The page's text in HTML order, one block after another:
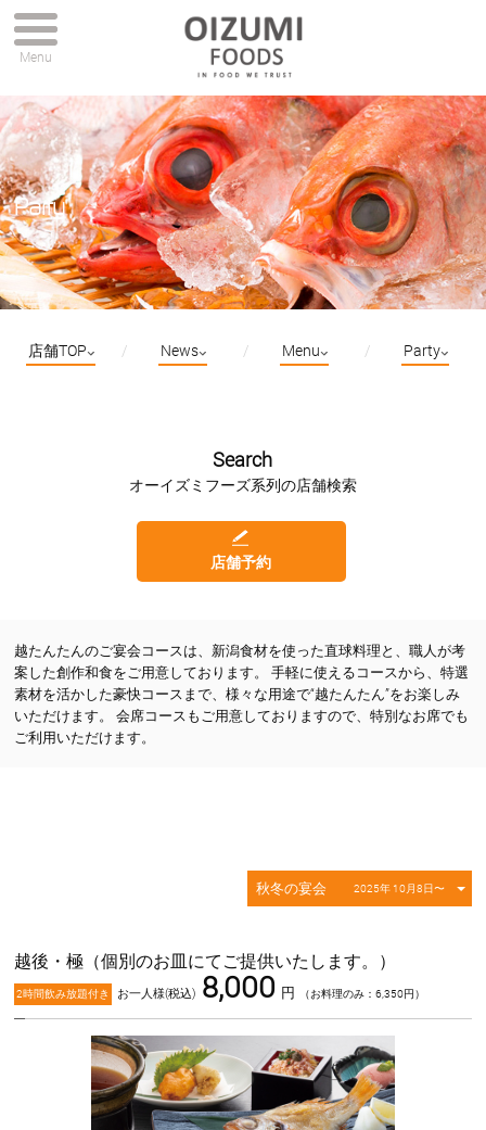
Menu
Party
店舗TOP News Menu Party
Search
オーイズミフーズ系列の店舗検索
店舗予約
越たんたんのご宴会コースは、新潟食材を使った直球料理と、職人が考
案した創作和食をご用意しております。 手軽に使えるコースから、特選
素材を活かした豪快コースまで、様々な用途で“越たんたん”をお楽しみ
いただけます。 会席コースもご用意しておりますので、特別なお席でも
ご利用いただけます。
秋冬の宴会 2025年 10月8日〜
越後・極（個別のお皿にてご提供いたします。）
2時間飲み放題付き お一人様(税込) 8,000 円 （お料理のみ：6,350円）